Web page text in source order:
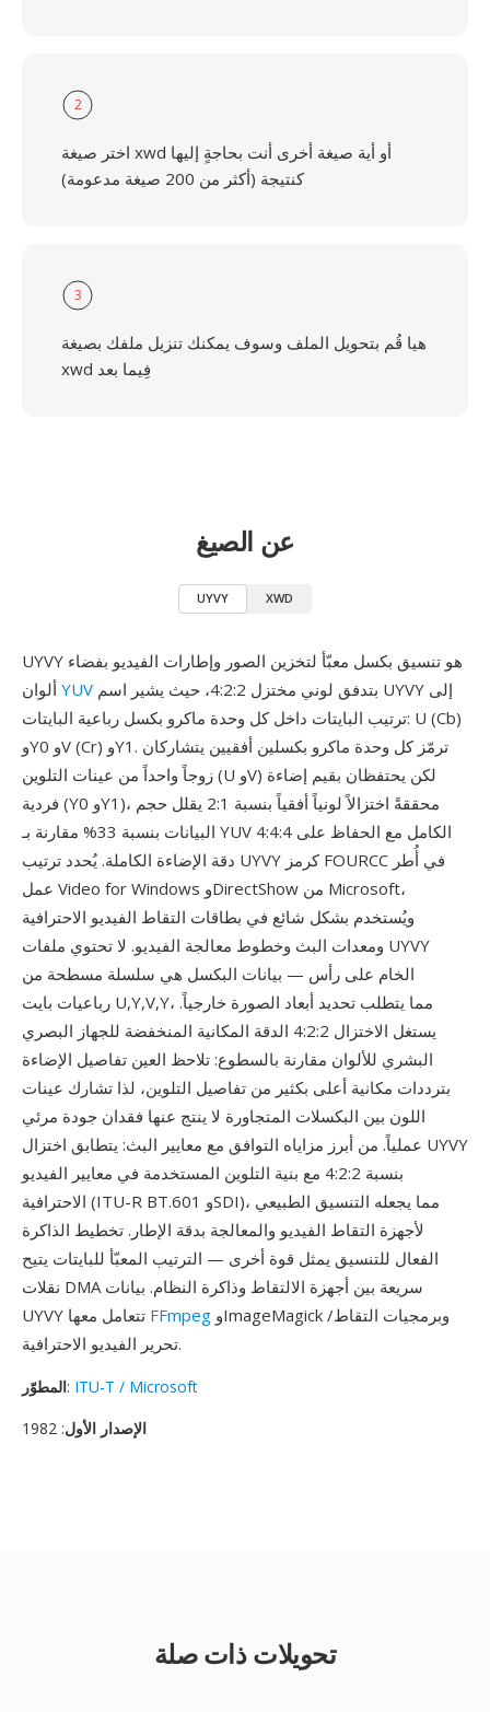
2
اختر صيغة xwd أو أية صيغة أخرى أنت بحاجةٍ إليها
كنتيجة (أكثر من 200 صيغة مدعومة)
3
هيا قُم بتحويل الملف وسوف يمكنك تنزيل ملفك بصيغة
xwd فِيما بعد
عن الصيغ
UYVY XWD
UYVY هو تنسيق بكسل معبّأ لتخزين الصور وإطارات الفيديو بفضاء
YUV
ترتيب البايتات داخل كل وحدة ماكرو بكسل رباعية البايتات: U (Cb)
وY0 وV (Cr) وY1. ترمّز كل وحدة ماكرو بكسلين أفقيين يتشاركان
زوجاً واحداً من عينات التلوين (U وV) لكن يحتفظان بقيم إضاءة
فردية (Y0 وY1)، محققةً اختزالاً لونياً أفقياً بنسبة 2:1 يقلل حجم
البيانات بنسبة 33% مقارنة بـ YUV 4:4:4 الكامل مع الحفاظ على
دقة الإضاءة الكاملة. يُحدد ترتيب UYVY كرمز FOURCC في أُطر
عمل Video for Windows وDirectShow من Microsoft،
ويُستخدم بشكل شائع في بطاقات التقاط الفيديو الاحترافية
ومعدات البث وخطوط معالجة الفيديو. لا تحتوي ملفات UYVY
الخام على رأس — بيانات البكسل هي سلسلة مسطحة من
رباعيات بايت U,Y,V,Y، مما يتطلب تحديد أبعاد الصورة خارجياً.
يستغل الاختزال 4:2:2 الدقة المكانية المنخفضة للجهاز البصري
البشري للألوان مقارنة بالسطوع: تلاحظ العين تفاصيل الإضاءة
بترددات مكانية أعلى بكثير من تفاصيل التلوين، لذا تشارك عينات
اللون بين البكسلات المتجاورة لا ينتج عنها فقدان جودة مرئي
عملياً. من أبرز مزاياه التوافق مع معايير البث: يتطابق اختزال UYVY
بنسبة 4:2:2 مع بنية التلوين المستخدمة في معايير الفيديو
الاحترافية (ITU-R BT.601 وSDI)، مما يجعله التنسيق الطبيعي
لأجهزة التقاط الفيديو والمعالجة بدقة الإطار. تخطيط الذاكرة
الفعال للتنسيق يمثل قوة أخرى — الترتيب المعبّأ للبايتات يتيح
نقلات DMA سريعة بين أجهزة الالتقاط وذاكرة النظام. بيانات
FFmpeg
تحرير الفيديو الاحترافية.
المطوّر: ITU-T / Microsoft
الإصدار الأول: 1982
تحويلات ذات صلة